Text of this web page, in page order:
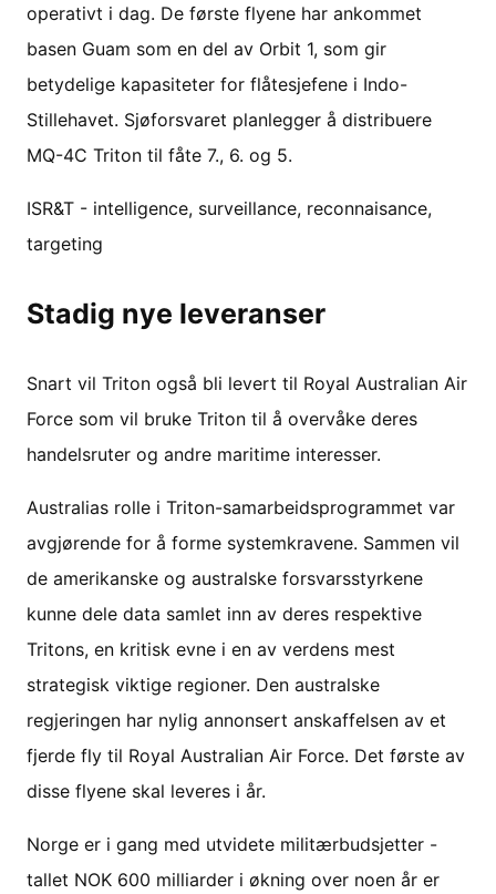
operativt i dag. De første flyene har ankommet
basen Guam som en del av Orbit 1, som gir
betydelige kapasiteter for flåtesjefene i Indo-
Stillehavet. Sjøforsvaret planlegger å distribuere
MQ-4C Triton til fåte 7., 6. og 5.
ISR&T - intelligence, surveillance, reconnaisance,
targeting
Stadig nye leveranser
Snart vil Triton også bli levert til Royal Australian Air
Force som vil bruke Triton til å overvåke deres
handelsruter og andre maritime interesser.
Australias rolle i Triton-samarbeidsprogrammet var
avgjørende for å forme systemkravene. Sammen vil
de amerikanske og australske forsvarsstyrkene
kunne dele data samlet inn av deres respektive
Tritons, en kritisk evne i en av verdens mest
strategisk viktige regioner. Den australske
regjeringen har nylig annonsert anskaffelsen av et
fjerde fly til Royal Australian Air Force. Det første av
disse flyene skal leveres i år.
Norge er i gang med utvidete militærbudsjetter -
tallet NOK 600 milliarder i økning over noen år er